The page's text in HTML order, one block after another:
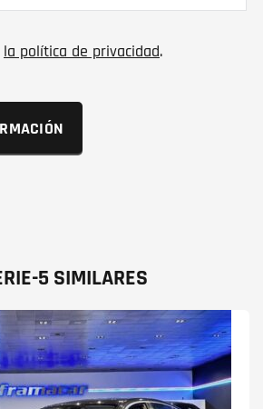
la política de privacidad.
5 SIMILARES